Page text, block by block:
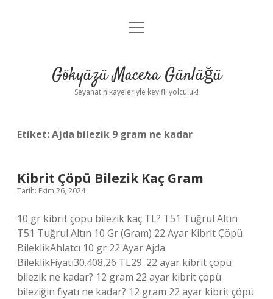
Anasayfa
Yasal Uyarı
menüyü
Gökyüzü Macera Günlüğü
Seyahat hikayeleriyle keyifli yolculuk!
Etiket:Ajda bilezik 9 gram ne kadar
Kibrit Çöpü Bilezik Kaç Gram
Tarih: Ekim 26, 2024
10 gr kibrit çöpü bilezik kaç TL? T51 Tuğrul Altın
T51 Tuğrul Altın 10 Gr (Gram) 22 Ayar Kibrit Çöpü
BileklikAhlatcı 10 gr 22 Ayar Ajda
BileklikFiyatı30.408,26 TL29. 22 ayar kibrit çöpü
bilezik ne kadar? 12 gram 22 ayar kibrit çöpü
bileziğin fiyatı ne kadar? 12 gram 22 ayar kibrit çöpü